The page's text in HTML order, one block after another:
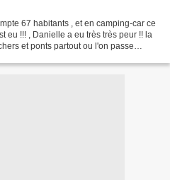
67 habitants , et en camping-car ce
eu !!! , Danielle a eu très très peur !! la
et ponts partout ou l'on passe